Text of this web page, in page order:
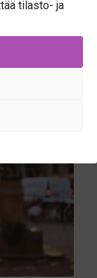
tilasto- ja